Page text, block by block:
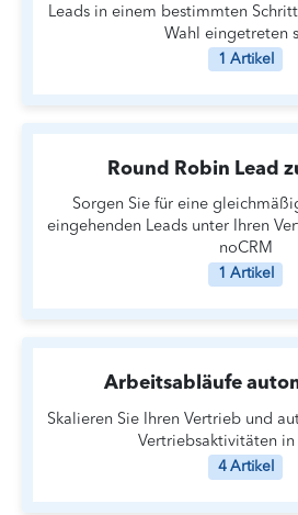
Leads in einem bestimmten
Wahl eingetreten
1 Artikel
Round Robin Lead
Sorgen Sie für eine
eingehenden Leads unter Ihren
noCRM
1 Artikel
Arbeitsabläufe
Skalieren Sie Ihren Vertrieb und
Vertriebsaktivitäten in
4 Artikel